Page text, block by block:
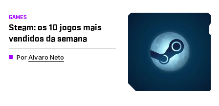
GAMES
Steam: os 10 jogos mais
vendidos da semana
PorAlvaro Neto